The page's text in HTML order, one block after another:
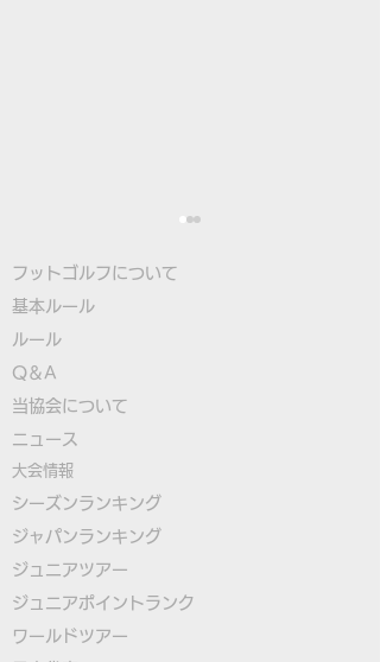
本物のサッカーボールを
ームアプリ
「FOOTGOLF PUTT
CHALLENGE」誕生！
フットゴルフについて
基本ルール
ルール
Q＆A
​当協会について
​ニュース
大会情報
シーズンランキング
ジャパンランキング
ジュニアツアー
ジュニアポイントランク
​ワールドツアー